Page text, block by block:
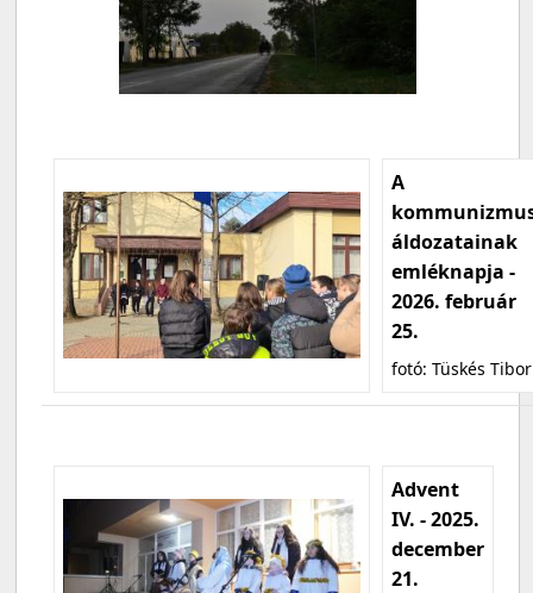
A
áldozatainak
emléknapja -
2026. február
25.
fotó: Tüskés Tibor
Advent
IV. - 2025.
december
21.